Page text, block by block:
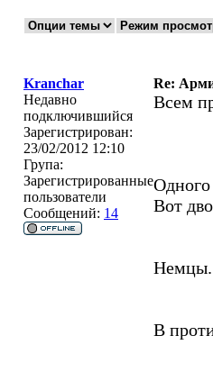
Kranchar
Re:
Недавно
подключившийся
Зарегистрирован:
23/02/2012 12:10
Група:
Зарегистрированные
пользователи
Сообщений: 14
Всем
Одного
Вот
Немцы.
В